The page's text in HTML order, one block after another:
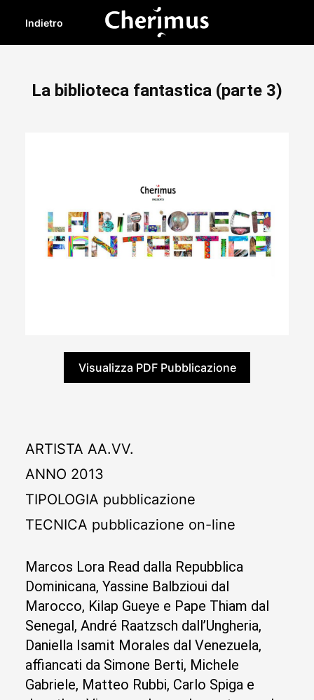
Indietro
La biblioteca fantastica (parte 3)
Visualizza PDF Pubblicazione
ARTISTA AA.VV.
ANNO 2013
TIPOLOGIA pubblicazione
TECNICA pubblicazione on-line
Marcos Lora Read dalla Repubblica
Dominicana, Yassine Balbzioui dal
Marocco, Kilap Gueye e Pape Thiam dal
Senegal, André Raatzsch dall’Ungheria,
Daniella Isamit Morales dal Venezuela,
affiancati da Simone Berti, Michele
Gabriele, Matteo Rubbi, Carlo Spiga e